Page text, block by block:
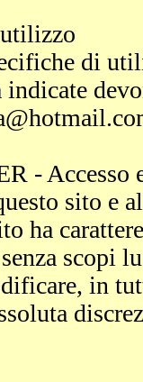
di
indicate
- Accesso
sito e
ha
scopi
in